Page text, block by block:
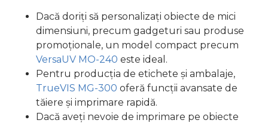
Dacă doriți să personalizați obiecte de mici
dimensiuni, precum gadgeturi sau produse
promoționale, un model compact precum
VersaUV MO-240 este ideal.
Pentru producția de etichete și ambalaje,
TrueVIS MG-300 oferă funcții avansate de
tăiere și imprimare rapidă.
Dacă aveți nevoie de imprimare pe obiecte